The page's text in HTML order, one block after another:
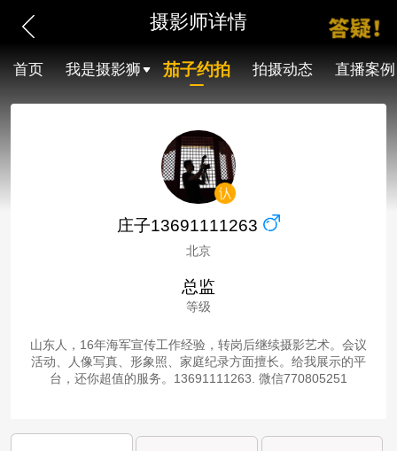
摄影师详情
首页 我是摄影狮 茄子约拍 拍摄动态 直播案例
庄子13691111263
北京
总监
等级
山东人，16年海军宣传工作经验，转岗后继续摄影艺术。会议
活动、人像写真、形象照、家庭纪录方面擅长。给我展示的平
台，还你超值的服务。13691111263. 微信770805251